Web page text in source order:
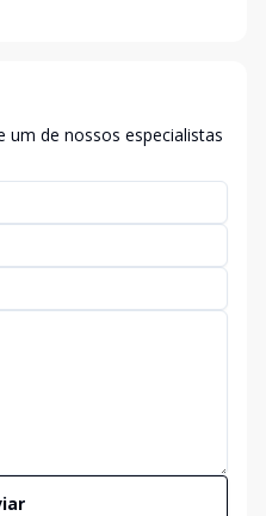
um de nossos especialistas